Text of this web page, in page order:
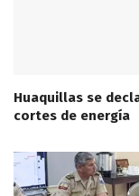
Huaquillas se
cortes de energía